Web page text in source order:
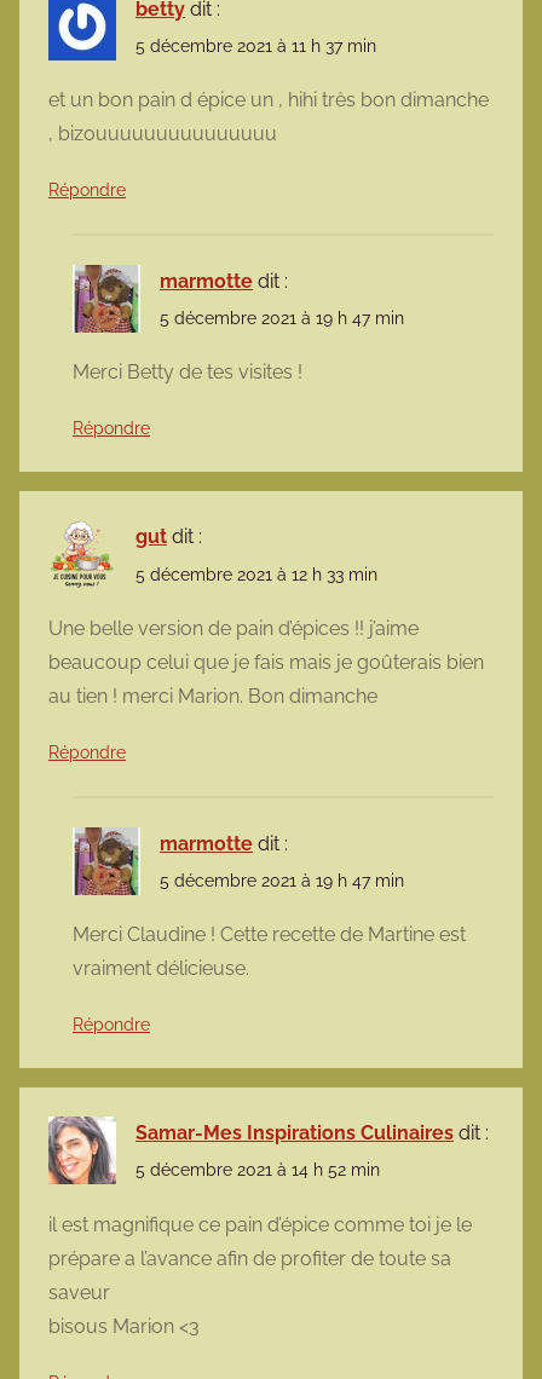
betty dit :
5 décembre 2021 à 11 h 37 min
et un bon pain d épice un , hihi très bon dimanche
, bizouuuuuuuuuuuuuuu
Répondre
marmotte dit :
5 décembre 2021 à 19 h 47 min
Merci Betty de tes visites !
Répondre
gut dit :
5 décembre 2021 à 12 h 33 min
Une belle version de pain d’épices !! j’aime
beaucoup celui que je fais mais je goûterais bien
au tien ! merci Marion. Bon dimanche
Répondre
marmotte dit :
5 décembre 2021 à 19 h 47 min
Merci Claudine ! Cette recette de Martine est
vraiment délicieuse.
Répondre
Samar-Mes Inspirations Culinaires dit :
5 décembre 2021 à 14 h 52 min
il est magnifique ce pain d’épice comme toi je le
prépare a l’avance afin de profiter de toute sa
saveur
bisous Marion <3